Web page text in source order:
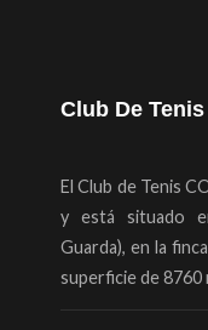
Club De
El Club de Tenis
y está situado
Guarda), en la
superficie de 8760